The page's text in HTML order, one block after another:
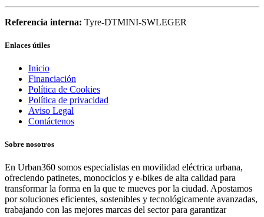
Referencia interna: Tyre-DTMINI-SWLEGER
Enlaces útiles
Inicio
Financiación
Política de Cookies
Política de privacidad
Aviso Legal
Contáctenos
Sobre nosotros
En Urban360 somos especialistas en movilidad eléctrica urbana,
ofreciendo patinetes, monociclos y e-bikes de alta calidad para
transformar la forma en la que te mueves por la ciudad. Apostamos
por soluciones eficientes, sostenibles y tecnológicamente avanzadas,
trabajando con las mejores marcas del sector para garantizar